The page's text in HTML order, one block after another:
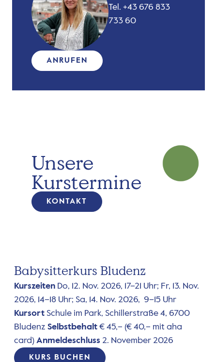
Tel. +43 676 833
733 60
ANRUFEN
Unsere
Kurstermine
KONTAKT
Babysitterkurs Bludenz
KurszeitenDo, 12. Nov. 2026, 17–21 Uhr; Fr, 13. Nov.
2026, 14–18 Uhr; Sa, 14. Nov. 2026, 9–15 Uhr
Kursort Schule im Park, Schillerstraße 4, 6700
Bludenz Selbstbehalt€ 45,– (€ 40,– mit aha
card) Anmeldeschluss 2. November 2026
KURS BUCHEN